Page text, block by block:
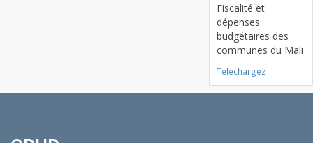
Fiscalité et
dépenses
budgétaires des
communes du Mali
Téléchargez